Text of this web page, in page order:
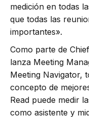
medición en todas
que todas las
importantes».
Como parte de
lanza Meeting
Meeting Navigator,
concepto de
Read puede medir
como asistente y